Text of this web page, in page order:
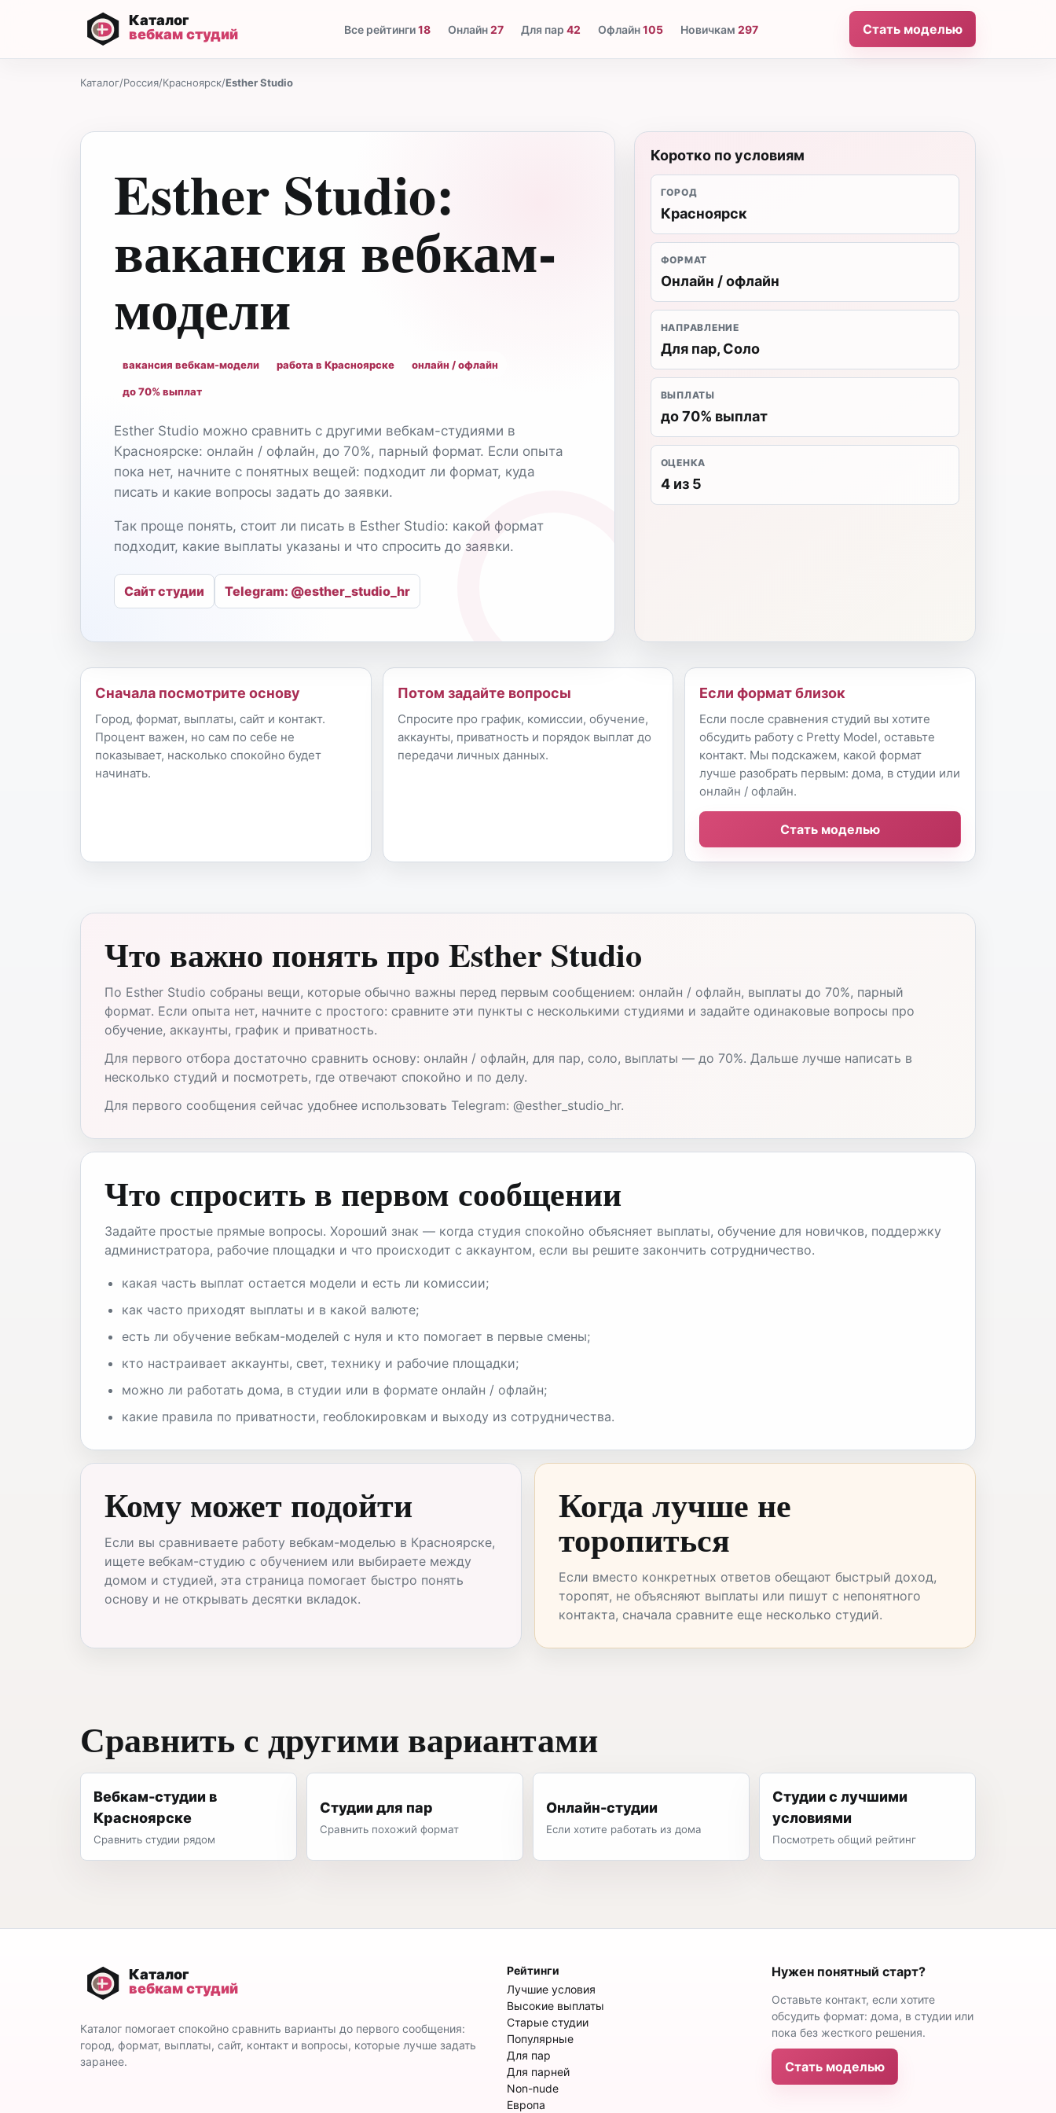
Все рейтинги18 Онлайн27 Для пар 42 Офлайн105 Новичкам 297 Стать моделью
Каталог/Россия/Красноярск/Esther Studio
Esther Studio:
вакансия вебкам-
модели
вакансия вебкам-модели работа в Красноярске онлайн / офлайн
до 70% выплат
Esther Studio можно сравнить с другими вебкам-студиями в
Красноярске: онлайн / офлайн, до 70%, парный формат. Если опыта
пока нет, начните с понятных вещей: подходит ли формат, куда
писать и какие вопросы задать до заявки.
Так проще понять, стоит ли писать в Esther Studio: какой формат
подходит, какие выплаты указаны и что спросить до заявки.
Сайт студии Telegram: @esther_studio_hr
Коротко по условиям
ГОРОД
Красноярск
ФОРМАТ
Онлайн / офлайн
НАПРАВЛЕНИЕ
Для пар, Соло
ВЫПЛАТЫ
до 70% выплат
ОЦЕНКА
4 из 5
Сначала посмотрите основу
Город, формат, выплаты, сайт и контакт.
Процент важен, но сам по себе не
показывает, насколько спокойно будет
начинать.
Потом задайте вопросы
Спросите про график, комиссии, обучение,
аккаунты, приватность и порядок выплат до
передачи личных данных.
Если формат близок
Если после сравнения студий вы хотите
обсудить работу с Pretty Model, оставьте
контакт. Мы подскажем, какой формат
лучше разобрать первым: дома, в студии или
онлайн / офлайн.
Стать моделью
Что важно понять про Esther Studio
По Esther Studio собраны вещи, которые обычно важны перед первым сообщением: онлайн / офлайн, выплаты до 70%, парный
формат. Если опыта нет, начните с простого: сравните эти пункты с несколькими студиями и задайте одинаковые вопросы про
обучение, аккаунты, график и приватность.
Для первого отбора достаточно сравнить основу: онлайн / офлайн, для пар, соло, выплаты — до 70%. Дальше лучше написать в
несколько студий и посмотреть, где отвечают спокойно и по делу.
Для первого сообщения сейчас удобнее использовать Telegram: @esther_studio_hr.
Что спросить в первом сообщении
Задайте простые прямые вопросы. Хороший знак — когда студия спокойно объясняет выплаты, обучение для новичков, поддержку
администратора, рабочие площадки и что происходит с аккаунтом, если вы решите закончить сотрудничество.
какая часть выплат остается модели и есть ли комиссии;
как часто приходят выплаты и в какой валюте;
есть ли обучение вебкам-моделей с нуля и кто помогает в первые смены;
кто настраивает аккаунты, свет, технику и рабочие площадки;
можно ли работать дома, в студии или в формате онлайн / офлайн;
какие правила по приватности, геоблокировкам и выходу из сотрудничества.
Кому может подойти
Если вы сравниваете работу вебкам-моделью в Красноярске,
ищете вебкам-студию с обучением или выбираете между
домом и студией, эта страница помогает быстро понять
основу и не открывать десятки вкладок.
Когда лучше не
торопиться
Если вместо конкретных ответов обещают быстрый доход,
торопят, не объясняют выплаты или пишут с непонятного
контакта, сначала сравните еще несколько студий.
Сравнить с другими вариантами
Вебкам-студии в
Красноярске
Сравнить студии рядом
Студии для пар
Сравнить похожий формат
Онлайн-студии
Если хотите работать из дома
Студии с лучшими
условиями
Посмотреть общий рейтинг
Каталог помогает спокойно сравнить варианты до первого сообщения:
город, формат, выплаты, сайт, контакт и вопросы, которые лучше задать
заранее.
Рейтинги
Лучшие условия
Высокие выплаты
Старые студии
Популярные
Для пар
Для парней
Non-nude
Европа
Нужен понятный старт?
Оставьте контакт, если хотите
обсудить формат: дома, в студии или
пока без жесткого решения.
Стать моделью